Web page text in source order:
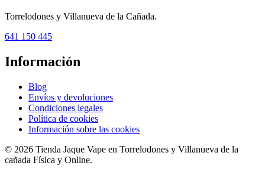
Torrelodones y Villanueva de la Cañada.
641 150 445
Información
Blog
Envíos y devoluciones
Condiciones legales
Política de cookies
Información sobre las cookies
© 2026 Tienda Jaque Vape en Torrelodones y Villanueva de la
cañada Física y Online.